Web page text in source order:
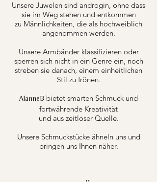
Unsere Juwelen sind androgin, ohne dass
sie im Weg stehen und entkommen
zu Männlichkeiten, die als hochweiblich
angenommen werden.
Unsere Armbänder klassifizieren oder
sperren sich nicht in ein Genre ein, noch
streben sie danach, einem einheitlichen
Stil zu frönen.
AlanneB bietet smarten Schmuck und
fortwährende Kreativität
und aus zeitloser Quelle.
Unsere Schmuckstücke ähneln uns und
bringen uns Ihnen näher.